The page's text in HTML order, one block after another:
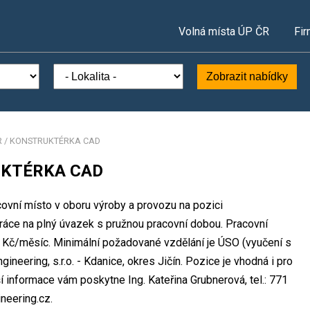
Volná místa ÚP ČR
Zobrazit nabídky
/ KONSTRUKTÉRKA CAD
CAD
místo v oboru výroby a provozu na pozici
na plný úvazek s pružnou pracovní dobou. Pracovní
měsíc. Minimální požadované vzdělání je ÚSO (vyučení s
s.r.o. - Kdanice, okres Jičín. Pozice je vhodná i pro
vám poskytne Ing. Kateřina Grubnerová, tel.: 771